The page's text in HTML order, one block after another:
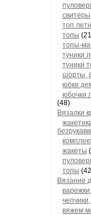
свитеры
топ
топы
топы-
туники
туники
шорты,
юбки
юбочки
(48)
Вязалки
жакеты
топы
Вязание
вяжем